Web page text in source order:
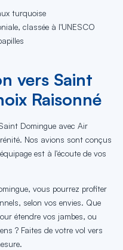
turquoise
classée à l'UNESCO
vers Saint
Raisonné
Domingue avec Air
Nos avions sont conçus
est à l'écoute de vos
vous pourrez profiter
selon vos envies. Que
étendre vos jambes, ou
? Faites de votre vol vers